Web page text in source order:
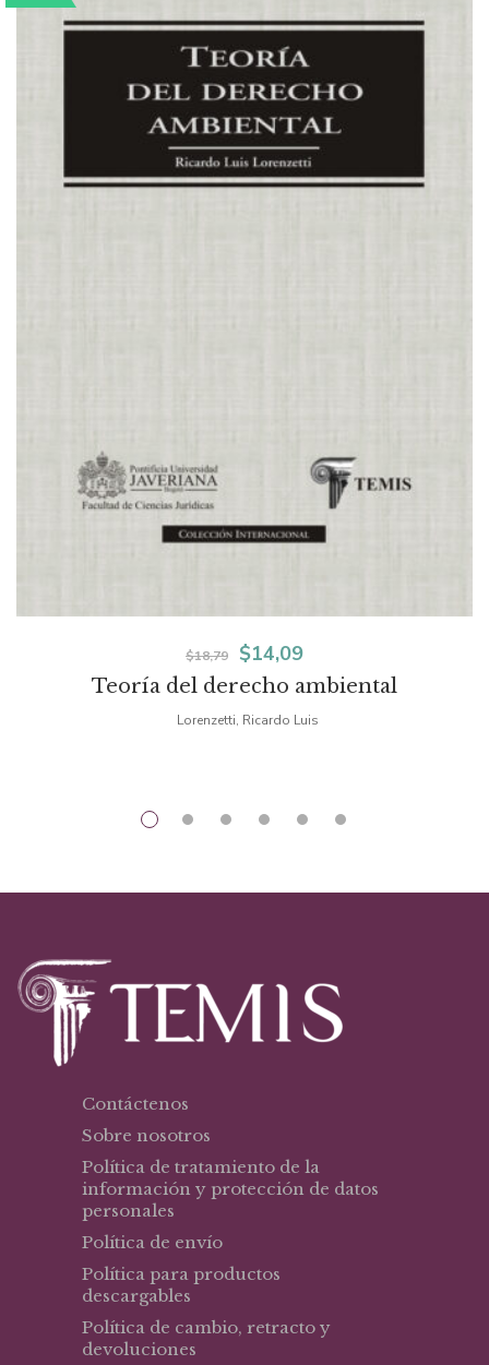
Teoría del derecho ambiental
$18,79
El
precio
original
$18,79.
$14,09El
precio
actual
$14,09.
Lorenzetti, Ricardo Luis
Contáctenos
Sobre nosotros
Política de tratamiento de la
información y protección de datos
personales
Política de envío
Política para productos
descargables
Política de cambio, retracto y
devoluciones